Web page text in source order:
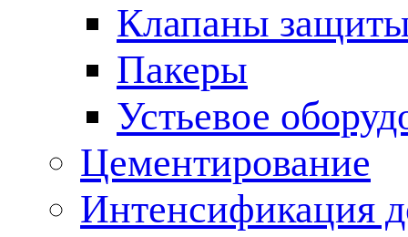
Клапаны
Пакеры
Устьевое
Цементирование
Интенсификация